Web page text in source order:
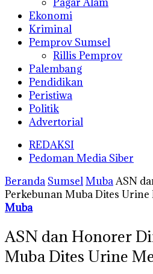
Ekonomi
Kriminal
Pemprov Sumsel
Rillis Pemprov
Palembang
Pendidikan
Peristiwa
Politik
Advertorial
REDAKSI
Pedoman Media Siber
Beranda SumselMubaASN
Perkebunan Muba Dites Urine
Muba
ASN dan Honorer
Muba Dites Urine